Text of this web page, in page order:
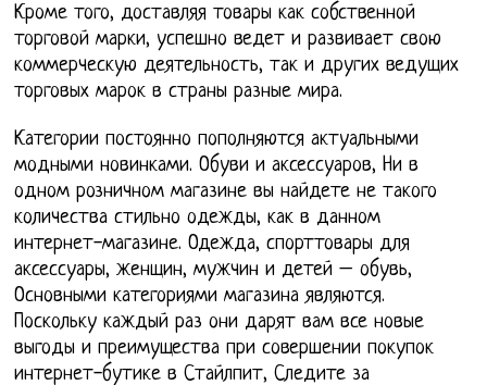
Кроме того, доставляя товары как собственной
торговой марки, успешно ведет и развивает свою
коммерческую деятельность, так и других ведущих
торговых марок в страны разные мира.
Категории постоянно пополняются актуальными
модными новинками. Обуви и аксессуаров, Ни в
одном розничном магазине вы найдете не такого
количества стильно одежды, как в данном
интернет-магазине. Одежда, спорттовары для
аксессуары, женщин, мужчин и детей – обувь,
Основными категориями магазина являются.
Поскольку каждый раз они дарят вам все новые
выгоды и преимущества при совершении покупок
интернет-бутике в Стайлпит, Следите за